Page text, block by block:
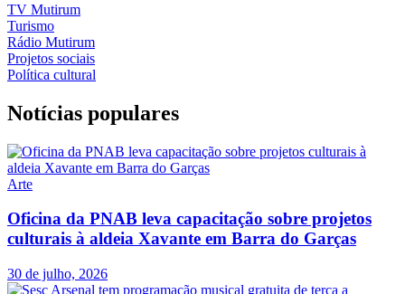
TV Mutirum
Turismo
Rádio Mutirum
Projetos sociais
Política cultural
Notícias populares
Arte
Oficina da PNAB leva capacitação sobre projetos
culturais à aldeia Xavante em Barra do Garças
30 de julho, 2026